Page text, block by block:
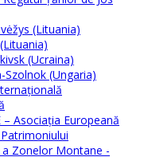
(Lituania)
(Ucraina)
Szolnok (Ungaria)
– Asociația Europeană
Zonelor Montane -